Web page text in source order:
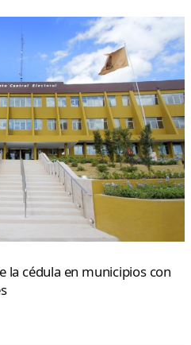
la cédula en municipios con